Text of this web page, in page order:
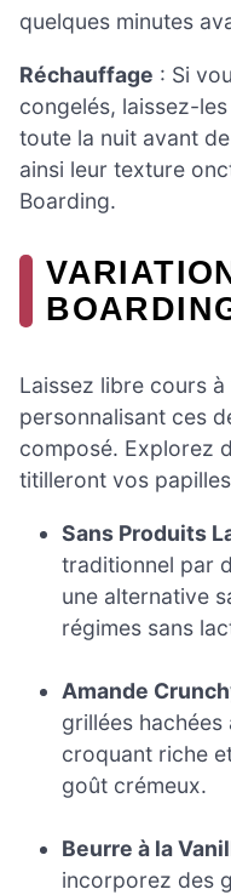
quelques minutes
Réchauffage : Si
congelés, laissez-
toute la nuit avant
ainsi leur texture
Boarding.
Laissez libre cours
personnalisant ces
composé. Explorez
titilleront vos
Sans Produits
traditionnel par
une alternative
régimes sans
Amande
grillées
croquant riche
goût crémeux.
Beurre à la
incorporez des